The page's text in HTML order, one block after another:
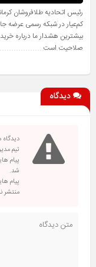
رئیس اتحادیه طلافروشان
کم‌عیار در شبکه رسمی عرضه
بیشترین هشدار ما درباره خرید
صلاحیت است
دیدگاه
تیم
پیام
شد.
پیام
منتشر